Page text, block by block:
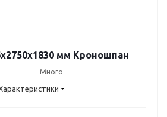
мм Кроношпан
Много